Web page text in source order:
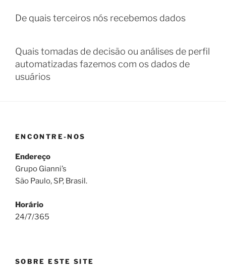
De quais terceiros nós recebemos dados
Quais tomadas de decisão ou análises de perfil
automatizadas fazemos com os dados de
usuários
ENCONTRE-NOS
Endereço
Grupo Gianni’s
São Paulo, SP, Brasil.
Horário
24/7/365
SOBRE ESTE SITE